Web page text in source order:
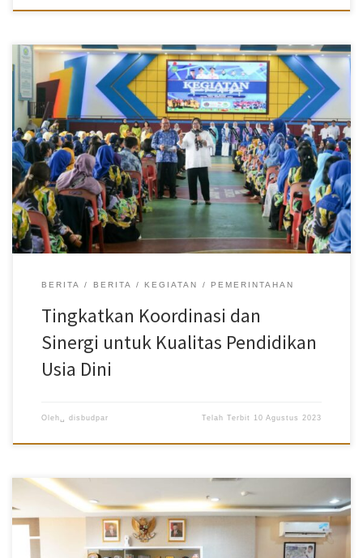
MC Pemko Batam – Bunda PAUD Kota Batam, Hj Marlin Agustina
Rudi mengajak mitra dan para guru untuk terus meningkatkan
sinergi dan koordinasi. Peningkatan itu akan berdampak pada
peningkatan kualitas pendidikan anak usia dini. Muaranya akan lahir
anak-anak hebat, cerdas, berkarakter dan berakhlak mulia.
“Tingkatkan koordinasi, bangun sinergi. Demi pendidikan terbaik
anak usia dini. Sinergi untuk mengembangkan pendidikan
berkualitas, untuk melahirkan generasi cerdas,” kata Marlin di Aula
Sekolah Yos Sudarso, Batam Centre, Kota Batam, Rabu (9/8).
Sepanjang Rabu, Wakil Gubernur Kepulauan Riau ini melakukan
pertemuan dengan Mitra PAUD untuk dua Kecamatan. Pada
sebelah pagi, di Sekolah Yos Sudarso, Marlin bertemu […]
BERITA BERITA KEGIATAN PEMERINTAHAN
Tingkatkan Koordinasi dan
Sinergi untuk Kualitas Pendidikan
Usia Dini
Oleh␣ disbudpar Telah Terbit 10 Agustus 2023
MC Pemko Batam – Wali Kota Batam, Muhammad Rudi diwakili
Sekretaris Daerah Kota Batam, Jefridin, M.Pd. menerima kunjungan
kerja dari Kantor Staf Presiden RI di ruang kerja Sekda Lantai 2
Kantor Walikota, Rabu (9/08/2023). Kunjungan kerja itu dipimpin